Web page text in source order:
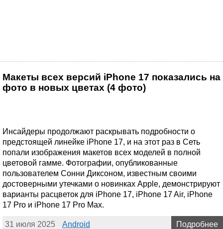
Макеты всех версий iPhone 17 показались на
фото в новых цветах (4 фото)
Инсайдеры продолжают раскрывать подробности о
предстоящей линейке iPhone 17, и на этот раз в Сеть
попали изображения макетов всех моделей в полной
цветовой гамме. Фотографии, опубликованные
пользователем Сонни Диксоном, известным своими
достоверными утечками о новинках Apple, демонстрируют
варианты расцветок для iPhone 17, iPhone 17 Air, iPhone
17 Pro и iPhone 17 Pro Max.
31 июля 2025 Android Подробнее